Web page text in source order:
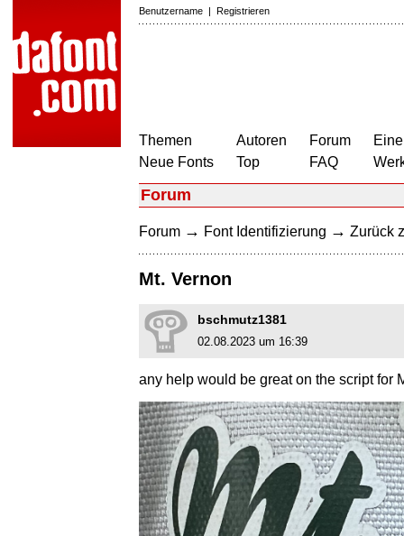
Benutzername | Registrieren
Themen
Neue Fonts
Autoren
Top
Forum
FAQ
Forum
Forum → Font Identifizierung → Zurück
Mt. Vernon
bschmutz1381
02.08.2023 um 16:39
any help would be great on the script for